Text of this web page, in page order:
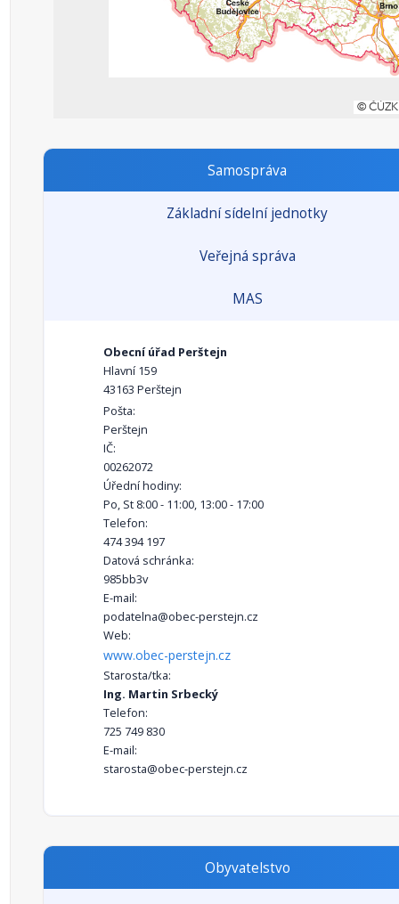
Samospráva
Základní sídelní jednotky
Veřejná správa
MAS
Obecní úřad Perštejn
Hlavní 159
43163 Perštejn
Pošta:
Perštejn
IČ:
00262072
Úřední hodiny:
Po, St 8:00 - 11:00, 13:00 - 17:00
Telefon:
474 394 197
Datová schránka:
985bb3v
E-mail:
podatelna@obec-perstejn.cz
Web:
www.obec-perstejn.cz
Starosta/tka:
Ing. Martin Srbecký
Telefon:
725 749 830
E-mail:
starosta@obec-perstejn.cz
Obyvatelstvo